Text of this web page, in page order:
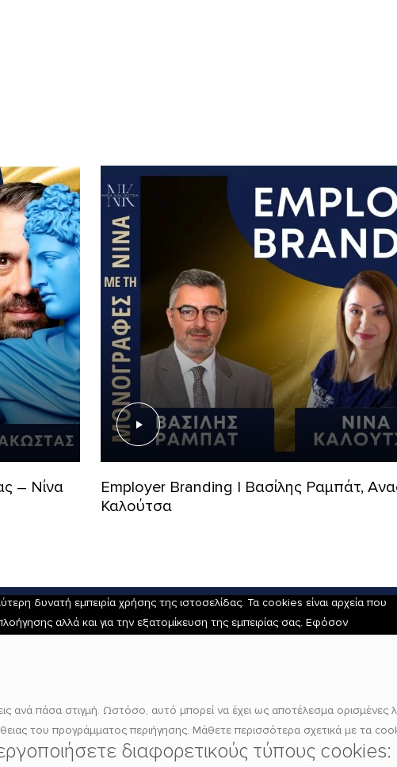
– Νίνα
Employer Branding | Βασίλης Ραμπάτ,
Καλούτσα
δυνατή εμπειρία χρήσης της ιστοσελίδας. Τα cookies είναι αρχεία που
αλλά και για την εξατομίκευση της εμπειρίας σας. Εφόσον
πάσα στιγμή. Ωστόσο, αυτό μπορεί να έχει ως αποτέλεσμα ορισμένες
του προγράμματος περιήγησης. Μάθετε περισσότερα σχετικά με τα
διαφορετικούς τύπους cookies: